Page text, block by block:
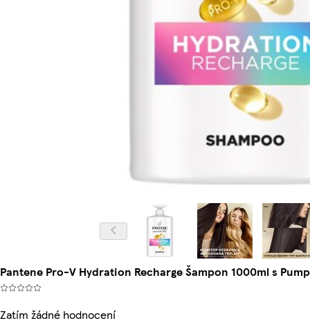
Pantene Pro-V Hydration Recharge Šampon 1000ml s
Zatím žádné hodnocení